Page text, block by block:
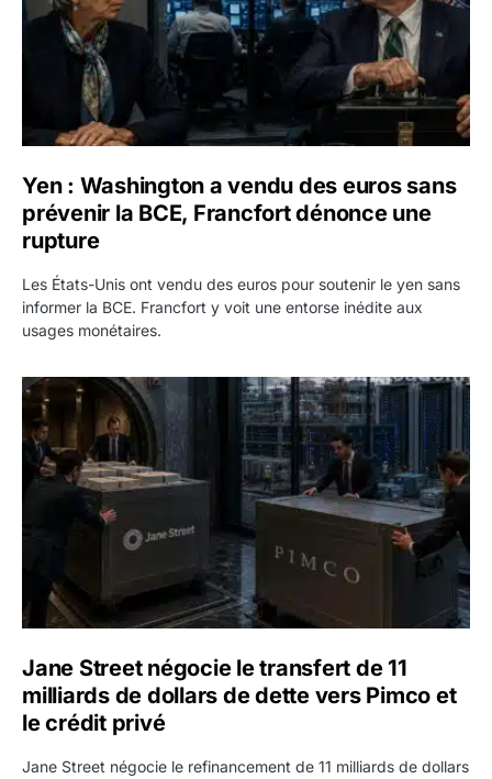
Yen : Washington a vendu des euros sans
prévenir la BCE, Francfort dénonce une
rupture
Les États-Unis ont vendu des euros pour soutenir le yen sans
informer la BCE. Francfort y voit une entorse inédite aux
usages monétaires.
Jane Street négocie le transfert de 11 milliards de
Jane Street négocie le transfert de 11
milliards de dollars de dette vers Pimco et
le crédit privé
Jane Street négocie le refinancement de 11 milliards de dollars